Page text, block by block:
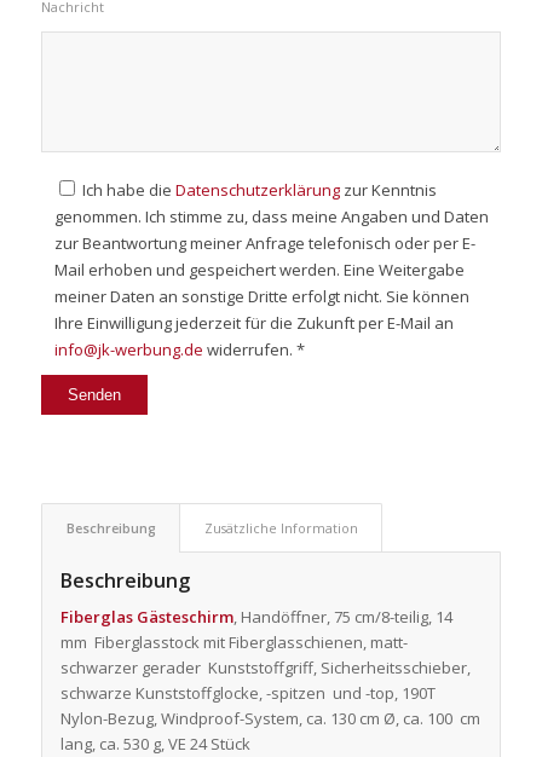
Nachricht
Ich habe die Datenschutzerklärungzur Kenntnis
genommen. Ich stimme zu, dass meine Angaben und Daten
zur Beantwortung meiner Anfrage telefonisch oder per E-
Mail erhoben und gespeichert werden. Eine Weitergabe
meiner Daten an sonstige Dritte erfolgt nicht. Sie können
Ihre Einwilligung jederzeit für die Zukunft per E-Mail an
info@jk-werbung.de widerrufen. *
Beschreibung Zusätzliche Information
Beschreibung
Fiberglas Gästeschirm, Handöffner, 75 cm/8-teilig, 14
mm Fiberglasstock mit Fiberglasschienen, matt-
schwarzer gerader Kunststoffgriff, Sicherheitsschieber,
schwarze Kunststoffglocke, -spitzen und -top, 190T
Nylon-Bezug, Windproof-System, ca. 130 cm Ø, ca. 100 cm
lang, ca. 530 g, VE 24 Stück